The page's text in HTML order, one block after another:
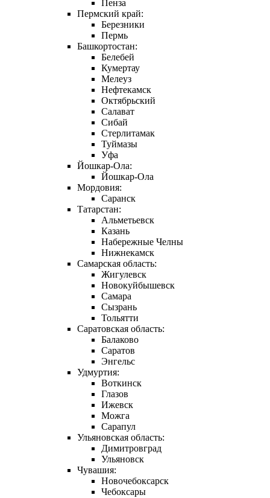
Пенза
Пермский край:
Березники
Пермь
Башкортостан:
Белебей
Кумертау
Мелеуз
Нефтекамск
Октябрьский
Салават
Сибай
Стерлитамак
Туймазы
Уфа
Йошкар-Ола:
Йошкар-Ола
Мордовия:
Саранск
Татарстан:
Альметьевск
Казань
Набережные Челны
Нижнекамск
Самарская область:
Жигулевск
Новокуйбышевск
Самара
Сызрань
Тольятти
Саратовская область:
Балаково
Саратов
Энгельс
Удмуртия:
Воткинск
Глазов
Ижевск
Можга
Сарапул
Ульяновская область:
Димитровград
Ульяновск
Чувашия:
Новочебоксарск
Чебоксары